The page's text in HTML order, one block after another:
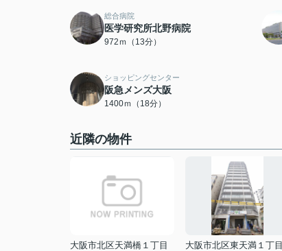
総合病院
医学研究所北野病院
972ｍ（13分）
ショッピングセンター
阪急メンズ大阪
1400ｍ（18分）
近隣の物件
大阪市北区天満橋１丁目
大阪市北区東天満１丁目